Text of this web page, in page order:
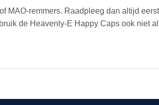
MAO-remmers. Raadpleeg dan altijd
de Heavenly-E Happy Caps ook niet